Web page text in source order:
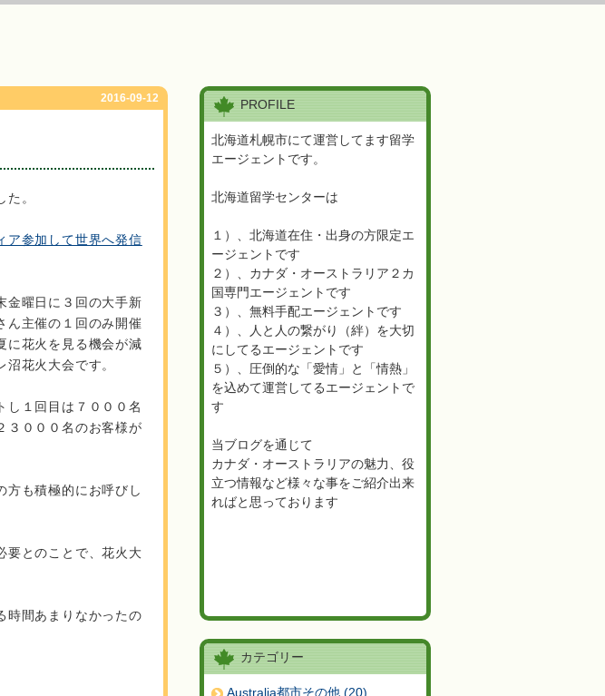
2016-09-12
。
ア参加して世界へ発信
金曜日に３回の大手新
ん主催の１回のみ開催
に花火を見る機会が減
花火大会です。
し１回目は７０００名
３０００名のお客様が
方も積極的にお呼びし
要とのことで、花火大
時間あまりなかったの
PROFILE
北海道札幌市にて運営してます留学
エージェントです。
北海道留学センターは
１）、北海道在住・出身の方限定エ
ージェントです
２）、カナダ・オーストラリア２カ
国専門エージェントです
３）、無料手配エージェントです
４）、人と人の繋がり（絆）を大切
にしてるエージェントです
５）、圧倒的な「愛情」と「情熱」
を込めて運営してるエージェントで
す
当ブログを通じて
カナダ・オーストラリアの魅力、役
立つ情報など様々な事をご紹介出来
ればと思っております
カテゴリー
Australia都市その他 (20)